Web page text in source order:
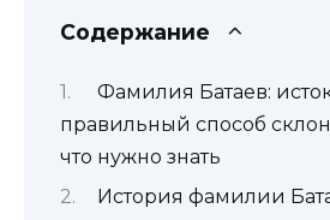
Содержание
Фамилия Батаев:
правильный способ
что нужно знать
История фамилии